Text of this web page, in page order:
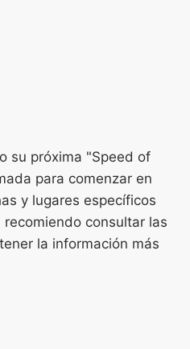
su próxima "Speed ​​of
para comenzar en
y lugares específicos
consultar las
la información más